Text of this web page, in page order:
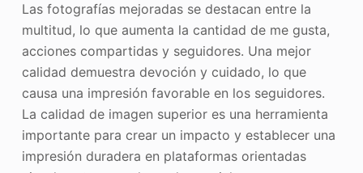
Las fotografías mejoradas se destacan entre la
multitud, lo que aumenta la cantidad de me gusta,
acciones compartidas y seguidores. Una mejor
calidad demuestra devoción y cuidado, lo que
causa una impresión favorable en los seguidores.
La calidad de imagen superior es una herramienta
importante para crear un impacto y establecer una
impresión duradera en plataformas orientadas